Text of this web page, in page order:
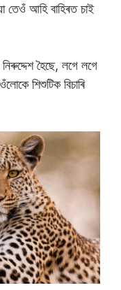
তেওঁ আহি বাহিৰত চাই
হৈছে, লগে লগে
শিশুটিক বিচাৰি